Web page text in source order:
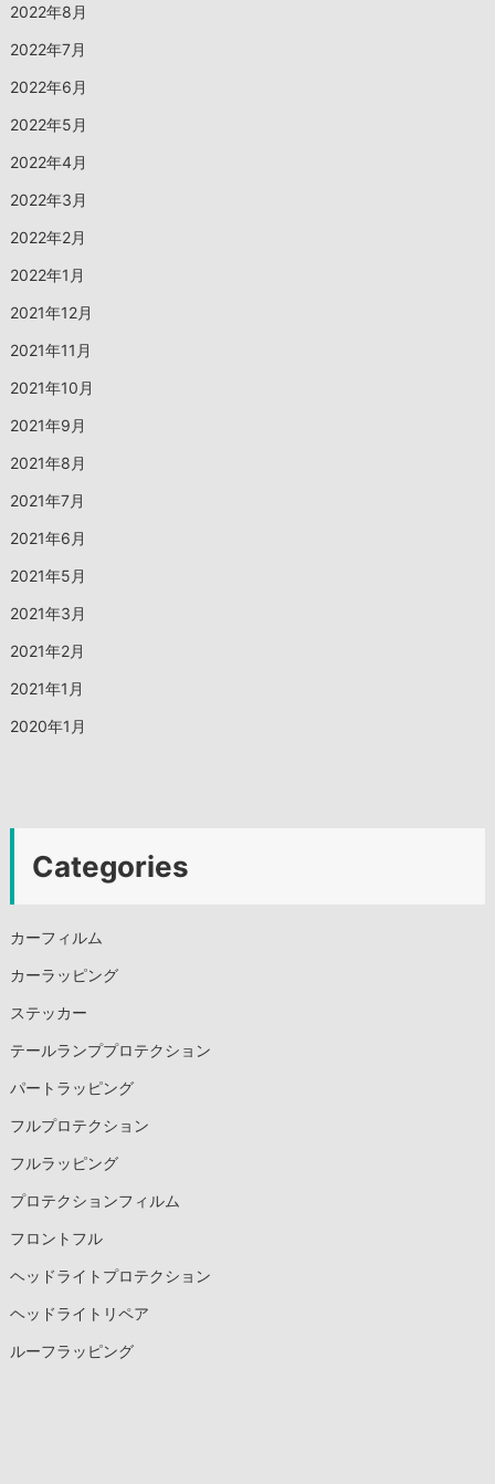
2022年8月
2022年7月
2022年6月
2022年5月
2022年4月
2022年3月
2022年2月
2022年1月
2021年12月
2021年11月
2021年10月
2021年9月
2021年8月
2021年7月
2021年6月
2021年5月
2021年3月
2021年2月
2021年1月
2020年1月
Categories
カーフィルム
カーラッピング
ステッカー
テールランププロテクション
パートラッピング
フルプロテクション
フルラッピング
プロテクションフィルム
フロントフル
ヘッドライトプロテクション
ヘッドライトリペア
ルーフラッピング